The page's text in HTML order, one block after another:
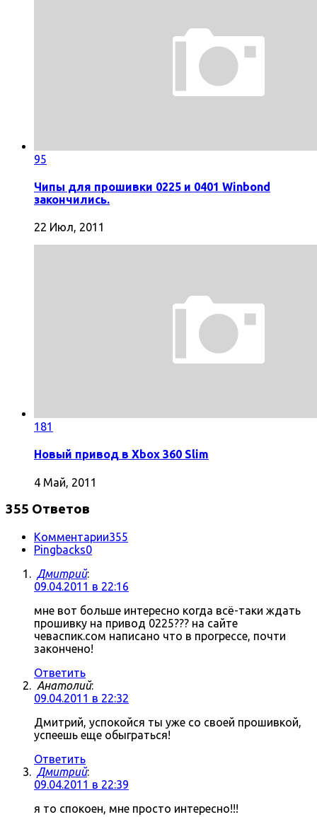
95
Чипы для прошивки 0225 и 0401 Winbond
закончились.
22 Июл, 2011
181
Новый привод в Xbox 360 Slim
4 Май, 2011
355 Ответов
Комментарии355
Pingbacks0
Дмитрий:
09.04.2011 в 22:16
мне вот больше интересно когда всё-таки ждать
прошивку на привод 0225??? на сайте
чеваспик.сом написано что в прогрессе, почти
закончено!
Ответить
Анатолий:
09.04.2011 в 22:32
Дмитрий, успокойся ты уже со своей прошивкой,
успеешь еще обыграться!
Ответить
Дмитрий:
09.04.2011 в 22:39
я то спокоен, мне просто интересно!!!